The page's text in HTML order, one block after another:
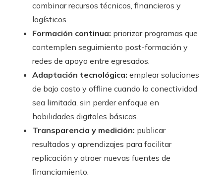
combinar recursos técnicos, financieros y
logísticos.
Formación continua: priorizar programas que
contemplen seguimiento post-formación y
redes de apoyo entre egresados.
Adaptación tecnológica: emplear soluciones
de bajo costo y offline cuando la conectividad
sea limitada, sin perder enfoque en
habilidades digitales básicas.
Transparencia y medición: publicar
resultados y aprendizajes para facilitar
replicación y atraer nuevas fuentes de
financiamiento.